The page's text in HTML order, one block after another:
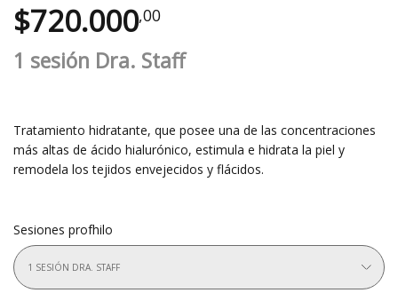
$720.000,00
1 sesión Dra. Staff
Tratamiento hidratante, que posee una de las concentraciones
más altas de ácido hialurónico, estimula e hidrata la piel y
remodela los tejidos envejecidos y flácidos.
Sesiones profhilo
1 SESIÓN DRA. STAFF